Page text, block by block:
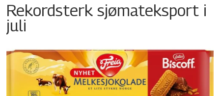
Rekordsterk sjømateksport i
juli